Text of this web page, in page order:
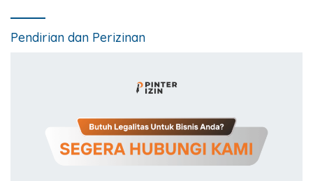
Pendirian dan Perizinan